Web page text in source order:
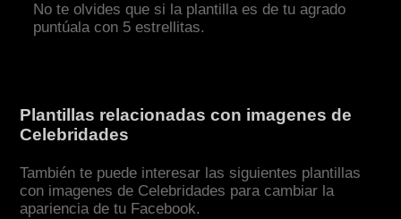
No te olvides que si la plantilla es de tu agrado
puntúala con 5 estrellitas.
Plantillas relacionadas con imagenes de
Celebridades
También te puede interesar las siguientes plantillas
con imagenes de Celebridades para cambiar la
apariencia de tu Facebook.